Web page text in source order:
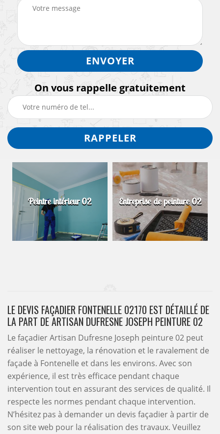
On vous rappelle gratuitement
Peintre intérieur 02 Entreprise de peinture 02
LE DEVIS FAÇADIER FONTENELLE 02170 EST DÉTAILLÉ DE
LA PART DE ARTISAN DUFRESNE JOSEPH PEINTURE 02
Le façadier Artisan Dufresne Joseph peinture 02 peut
réaliser le nettoyage, la rénovation et le ravalement de
façade à Fontenelle et dans les environs. Avec son
expérience, il est très efficace pendant chaque
intervention tout en assurant des services de qualité. Il
respecte les normes pendant chaque intervention.
N’hésitez pas à demander un devis façadier à partir de
son site web pour la réalisation des travaux. Veuillez